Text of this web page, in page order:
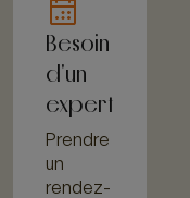
Besoin
d'un
expert
Prendre
un
rendez-